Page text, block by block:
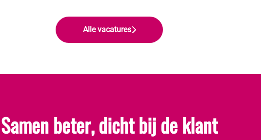
Alle vacatures
Samen beter, dicht bij de klant